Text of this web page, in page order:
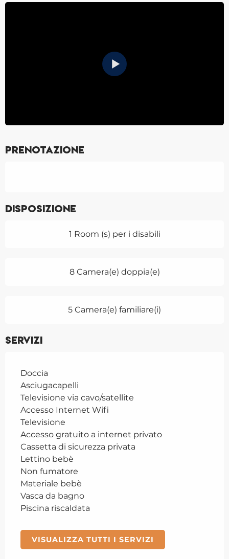
Prenotazione
Disposizione
1 Room (s) per i disabili
8 Camera(e) doppia(e)
5 Camera(e) familiare(i)
Servizi
Doccia
Asciugacapelli
Televisione via cavo/satellite
Accesso Internet Wifi
Televisione
Accesso gratuito a internet privato
Cassetta di sicurezza privata
Lettino bebè
Non fumatore
Materiale bebè
Vasca da bagno
Piscina riscaldata
VISUALIZZA TUTTI I SERVIZI